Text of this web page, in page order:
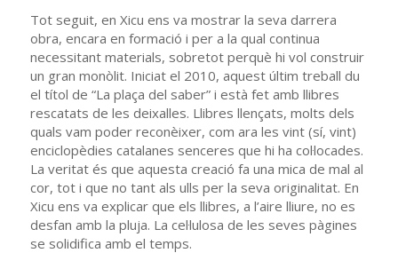
Tot seguit, en Xicu ens va mostrar la seva darrera
obra, encara en formació i per a la qual continua
necessitant materials, sobretot perquè hi vol construir
un gran monòlit. Iniciat el 2010, aquest últim treball du
el títol de “La plaça del saber” i està fet amb llibres
rescatats de les deixalles. Llibres llençats, molts dels
quals vam poder reconèixer, com ara les vint (sí, vint)
enciclopèdies catalanes senceres que hi ha col·locades.
La veritat és que aquesta creació fa una mica de mal al
cor, tot i que no tant als ulls per la seva originalitat. En
Xicu ens va explicar que els llibres, a l’aire lliure, no es
desfan amb la pluja. La cel·lulosa de les seves pàgines
se solidifica amb el temps.